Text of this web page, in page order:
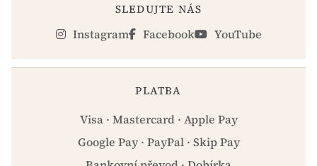
SLEDUJTE NÁS
Instagram Facebook YouTube
PLATBA
Visa · Mastercard · Apple Pay
Google Pay · PayPal · Skip Pay